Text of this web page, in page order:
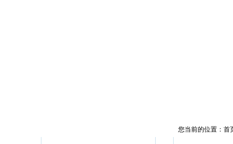
您当前的位置： 首